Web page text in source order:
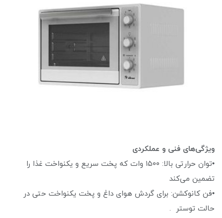
ویژگی‌های فنی و عملکردی
•توان حرارتی بالا: ۱۵۰۰ وات که پخت سریع و یکنواخت غذا را
تضمین می‌کند
•فن کانوکشن: برای گردش هوای داغ و پخت یکنواخت حتی در
حالت توستر .